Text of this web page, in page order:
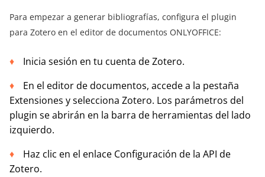
Para empezar a generar bibliografías, configura el plugin
para Zotero en el editor de documentos ONLYOFFICE:
Inicia sesión en tu cuenta de Zotero.
En el editor de documentos, accede a la pestaña
Extensiones y selecciona Zotero. Los parámetros del
plugin se abrirán en la barra de herramientas del lado
izquierdo.
Haz clic en el enlace Configuración de la API de
Zotero.